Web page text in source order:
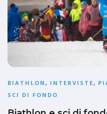
BIATHLON , INTERVISTE,
SCI DI FONDO